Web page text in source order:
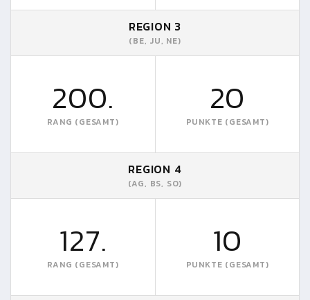
REGION 3
(BE, JU, NE)
200.
RANG (GESAMT)
20
PUNKTE (GESAMT)
REGION 4
(AG, BS, SO)
127.
RANG (GESAMT)
10
PUNKTE (GESAMT)